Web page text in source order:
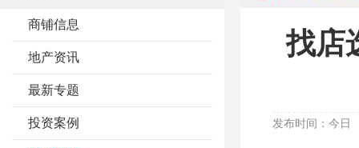
商铺信息
地产资讯
最新专题
投资案例
找店
发布时间： 今日